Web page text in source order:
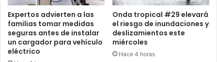
Expertos advierten a las
familias tomar medidas
seguras antes de instalar
un cargador para vehículo
eléctrico
Onda tropical #29 elevará
el riesgo de inundaciones y
deslizamientos este
miércoles
Hace 4 horas